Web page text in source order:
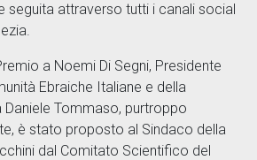
seguita attraverso tutti i canali social
a Noemi Di Segni, Presidente
Ebraiche Italiane e della
Tommaso, purtroppo
è stato proposto al Sindaco della
dal Comitato Scientifico del